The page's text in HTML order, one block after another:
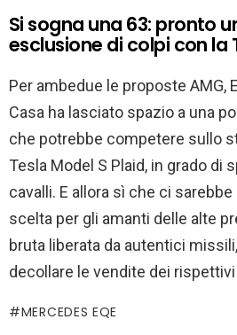
Si sogna una 63: pronto
esclusione di colpi con la
Per ambedue le proposte AMG,
Casa ha lasciato spazio a una
che potrebbe competere sullo
Tesla Model S Plaid, in grado di
cavalli. E allora sì che ci sarebbe
scelta per gli amanti delle alte
bruta liberata da autentici
decollare le vendite dei rispettivi
MERCEDES EQE